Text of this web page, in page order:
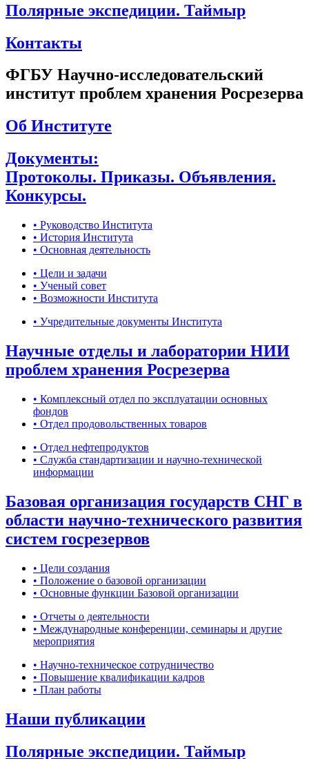
Полярные экспедиции. Таймыр
Контакты
ФГБУ Научно-исследовательский
институт проблем хранения Росрезерва
Об Институте
Документы:
Протоколы. Приказы. Объявления.
Конкурсы.
• Руководство Института
• История Института
• Основная деятельность
• Цели и задачи
• Ученый совет
• Возможности Института
• Учредительные документы Института
Научные отделы и лаборатории НИИ
проблем хранения Росрезерва
• Комплексный отдел по эксплуатации основных
фондов
• Отдел продовольственных товаров
• Отдел нефтепродуктов
• Служба стандартизации и научно-технической
информации
Базовая организация государств СНГ в
области научно-технического развития
систем госрезервов
• Цели создания
• Положение о базовой организации
• Основные функции Базовой организации
• Отчеты о деятельности
• Международные конференции, семинары и другие
мероприятия
• Научно-техническое сотрудничество
• Повышение квалификации кадров
• План работы
Наши публикации
Полярные экспедиции. Таймыр